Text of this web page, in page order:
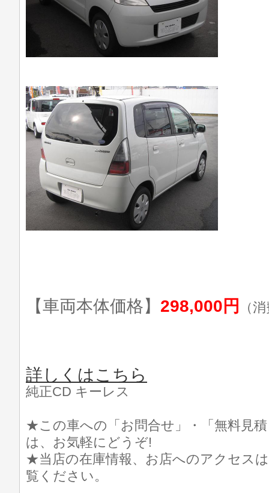
【車両本体価格】 298,000円 （
詳しくはこちら
純正CD キーレス
★この車への「お問合せ」・「無料見
は、お気軽にどうぞ!
★当店の在庫情報、お店へのアクセス
覧ください。